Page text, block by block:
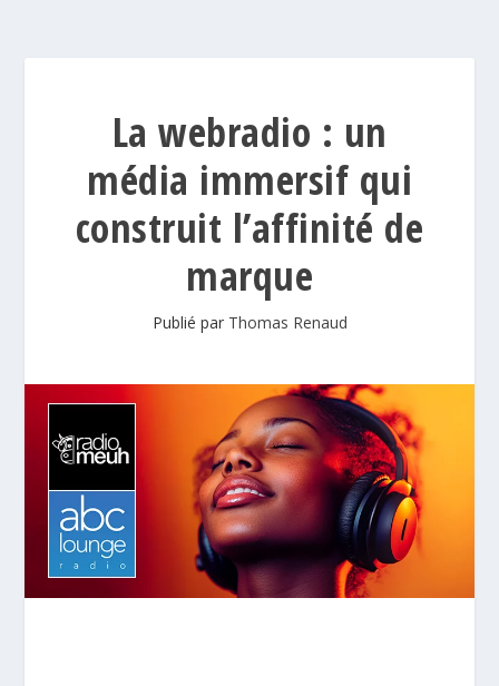
La webradio : un
média immersif qui
construit l’affinité de
marque
Publié par Thomas Renaud